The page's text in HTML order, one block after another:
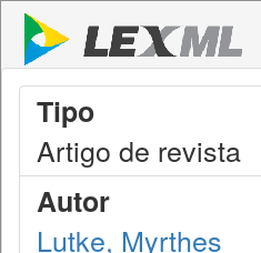
Tipo
Artigo de revista
Autor
Lutke, Myrthes